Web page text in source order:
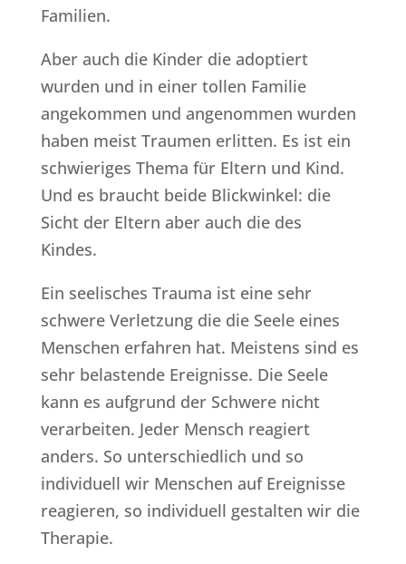
Familien.
Aber auch die Kinder die adoptiert
wurden und in einer tollen Familie
angekommen und angenommen wurden
haben meist Traumen erlitten. Es ist ein
schwieriges Thema für Eltern und Kind.
Und es braucht beide Blickwinkel: die
Sicht der Eltern aber auch die des
Kindes.
Ein seelisches Trauma ist eine sehr
schwere Verletzung die die Seele eines
Menschen erfahren hat. Meistens sind es
sehr belastende Ereignisse. Die Seele
kann es aufgrund der Schwere nicht
verarbeiten. Jeder Mensch reagiert
anders. So unterschiedlich und so
individuell wir Menschen auf Ereignisse
reagieren, so individuell gestalten wir die
Therapie.